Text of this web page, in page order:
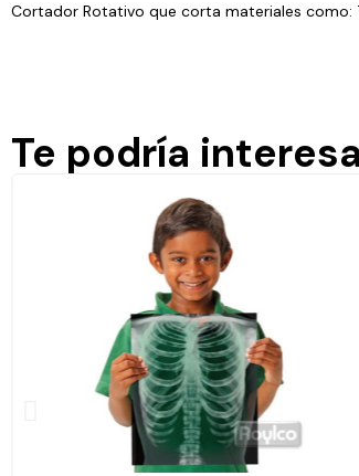
Cortador Rotativo que corta materiales como:
Te podría